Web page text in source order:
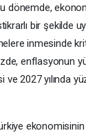
dönemde,
bir şekilde
inmesinde
enflasyonun
ve 2027 yılında